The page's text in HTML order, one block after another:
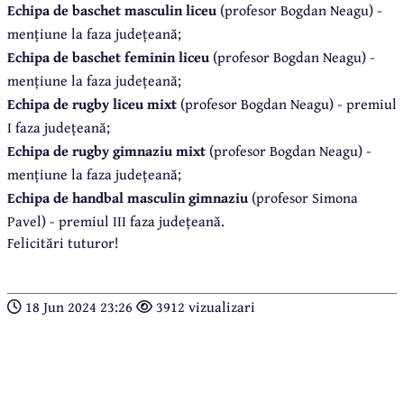
Echipa de baschet masculin liceu (profesor Bogdan Neagu) -
mențiune la faza județeană;
Echipa de baschet feminin liceu (profesor Bogdan Neagu) -
mențiune la faza județeană;
Echipa de rugby liceu mixt (profesor Bogdan Neagu) - premiul
I faza județeană;
Echipa de rugby gimnaziu mixt (profesor Bogdan Neagu) -
mențiune la faza județeană;
Echipa de handbal masculin gimnaziu (profesor Simona
Pavel) - premiul III faza județeană.
Felicitări tuturor!
18 Jun 2024 23:26 3912 vizualizari